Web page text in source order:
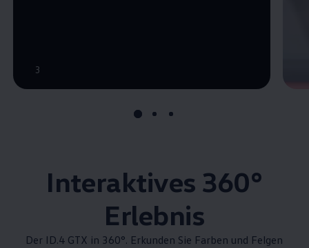
3
Interaktives 360°
Erlebnis
Der ID.4 GTX in 360°. Erkunden Sie Farben und Felgen